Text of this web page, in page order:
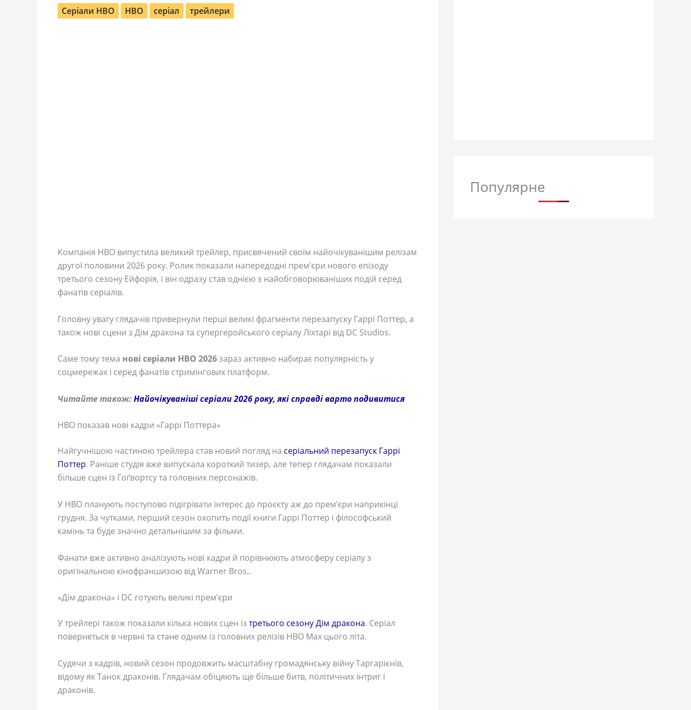
Cеріали HBO HBO серіал трейлери
Компанія HBO випустила великий трейлер, присвячений своїм найочікуванішим релізам
другої половини 2026 року. Ролик показали напередодні прем’єри нового епізоду
третього сезону Ейфорія, і він одразу став однією з найобговорюваніших подій серед
фанатів серіалів.
Головну увагу глядачів привернули перші великі фрагменти перезапуску Гаррі Поттер, а
також нові сцени з Дім дракона та супергеройського серіалу Ліхтарі від DC Studios.
Саме тому тема нові серіали HBO 2026зараз активно набирає популярність у
соцмережах і серед фанатів стримінгових платформ.
Читайте також:Найочікуваніші серіали 2026 року, які справді варто подивитися
HBO показав нові кадри «Гаррі Поттера»
Найгучнішою частиною трейлера став новий погляд на серіальний перезапуск Гаррі
Поттер. Раніше студія вже випускала короткий тизер, але тепер глядачам показали
більше сцен із Гоґвортсу та головних персонажів.
У HBO планують поступово підігрівати інтерес до проєкту аж до прем’єри наприкінці
грудня. За чутками, перший сезон охопить події книги Гаррі Поттер і філософський
камінь та буде значно детальнішим за фільми.
Фанати вже активно аналізують нові кадри й порівнюють атмосферу серіалу з
оригінальною кінофраншизою від Warner Bros..
«Дім дракона» і DC готують великі прем’єри
У трейлері також показали кілька нових сцен із третього сезону Дім дракона. Серіал
повернеться в червні та стане одним із головних релізів HBO Max цього літа.
Судячи з кадрів, новий сезон продовжить масштабну громадянську війну Таргарієнів,
відому як Танок драконів. Глядачам обіцяють ще більше битв, політичних інтриг і
драконів.
Популярне